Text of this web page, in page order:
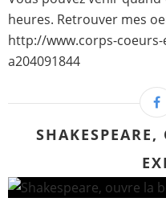
heures. Retrouver mes
http://www.corps-
a204091844